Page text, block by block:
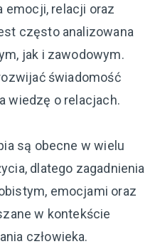
emocji, relacji oraz
często analizowana
jak i zawodowym.
świadomość
wiedzę o relacjach.
są obecne w wielu
dlatego zagadnienia
emocjami oraz
w kontekście
człowieka.